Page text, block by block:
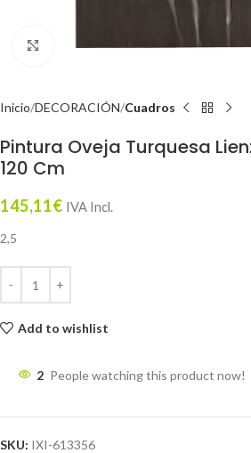
Click to enlarge
Inicio DECORACIÓN Cuadros
Pintura Oveja Turquesa
120 Cm
145,11€ IVA Incl.
2,5
Add to wishlist
2 People watching this product now!
SKU: IXI-613356